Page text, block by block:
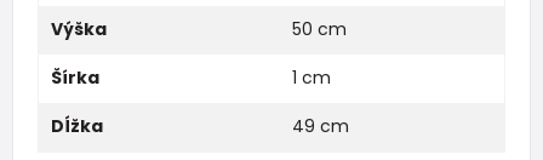
Výška
50 cm
Šírka
1 cm
Dĺžka
49 cm